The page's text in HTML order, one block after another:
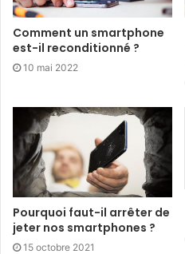
Comment un smartphone
est-il reconditionné ?
10 mai 2022
Pourquoi faut-il arrêter de
jeter nos smartphones ?
15 octobre 2021